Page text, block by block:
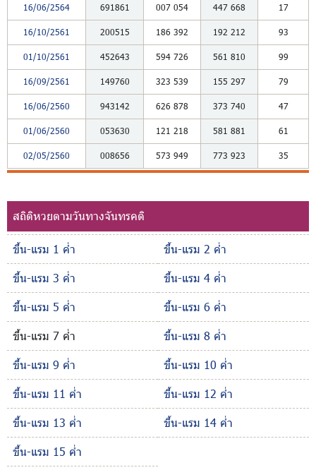
16/06/2564 691861 007 054 447 668 17
16/10/2561 200515 186 392 192 212 93
01/10/2561 452643 594 726 561 810 99
16/09/2561 149760 323 539 155 297 79
16/06/2560 943142 626 878 373 740 47
01/06/2560 053630 121 218 581 881 61
02/05/2560 008656 573 949 773 923 35
สถิติหวยตามวันทางจันทรคติ
ขึ้น-แรม 1 ค่ำ
ขึ้น-แรม 2 ค่ำ
ขึ้น-แรม 3 ค่ำ
ขึ้น-แรม 4 ค่ำ
ขึ้น-แรม 5 ค่ำ
ขึ้น-แรม 6 ค่ำ
ขึ้น-แรม 7 ค่ำ
ขึ้น-แรม 8 ค่ำ
ขึ้น-แรม 9 ค่ำ
ขึ้น-แรม 10 ค่ำ
ขึ้น-แรม 11 ค่ำ
ขึ้น-แรม 12 ค่ำ
ขึ้น-แรม 13 ค่ำ
ขึ้น-แรม 14 ค่ำ
ขึ้น-แรม 15 ค่ำ